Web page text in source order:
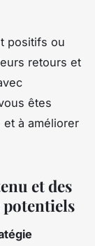
positifs ou
retours et
êtes
à améliorer
et des